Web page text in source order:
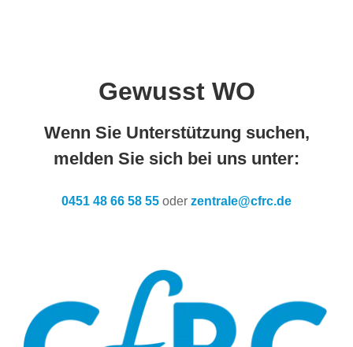
Gewusst WO
Wenn Sie Unterstützung suchen,
melden Sie sich bei uns unter:
0451 48 66 58 55 oder zentrale@cfrc.de